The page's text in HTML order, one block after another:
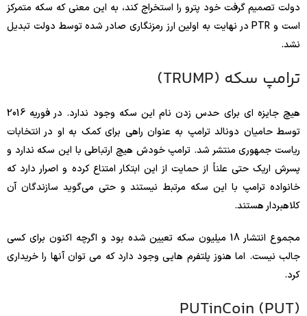
دولت تصمیم گرفت خود پترو را استخراج کند، به این معنی که سکه متمرکز
است و PTR در نهایت به اولین ارز رمزنگاری صادر شده توسط دولت تبدیل
نشد.
ترامپ سکه (TRUMP)
هیچ جایزه ای برای حدس زدن نام این سکه وجود ندارد. در فوریه 2016
توسط حامیان دونالد ترامپ به عنوان راهی برای کمک به او در انتخابات
ریاست جمهوری منتشر شد. ترامپ خودش هیچ ارتباطی با این سکه ندارد و
پسرش اریک حتی علناً از حمایت از این ابتکار امتناع کرده و اصرار دارد که
خانواده ترامپ با این سکه مرتبط نیستند و حتی می‌گوید سازندگان آن
کلاهبردار هستند.
مجموع انتشار 18 میلیون سکه تعیین شده بود و اگرچه اکنون برای کسی
جالب نیست. اما هنوز پلتفرم هایی وجود دارد که می توان آنها را خریداری
کرد.
PUTinCoin (PUT)